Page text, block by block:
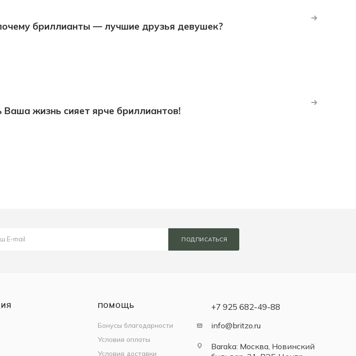
бриллианты — лучшие друзья девушек?
жизнь сияет ярче бриллиантов!
ПОДПИСАТЬСЯ
ПОМОЩЬ
Бонусы благодарности
Условия оплаты
Условия доставки
+7 925 682-49-88
info@britzo.ru
Baraka: Москва, Новинский